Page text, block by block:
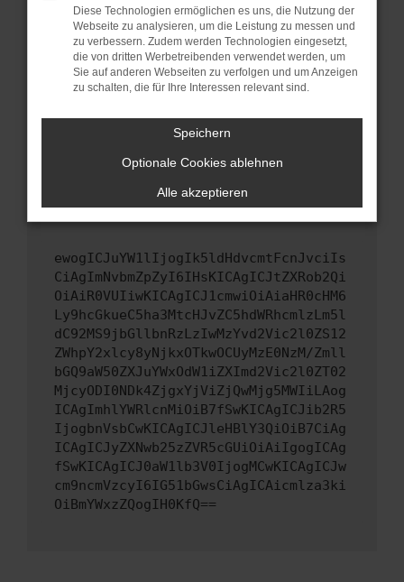
sind.
Veraltete Software birgt nicht nur ein
Sicherheitsrisiko, sondern kann auch dazu
führen, dass bestimmte Funktionen nicht mehr
unterstützt werden.
Wende dich an den Webseitenbetreiber.
Wenn du alle oben genannten Schritte versucht
hast, kontaktiere uns bitte. Wir werden
versuchen, das Problem zu beheben. Du kannst
uns diesen Text schicken, um uns bei der
ewogICJuYW1lIjogIk5ldHdvcmtFcnJvciIs
CiAgImNvbmZpZyI6IHsKICAgICJtZXRob2Qi
OiAiR0VUIiwKICAgICJ1cmwiOiAiaHR0cHM6
Ly9hcGkueC5ha3MtcHJvZC5hdWRhcmlzLm5l
dC92MS9jbGllbnRzLzIwMzYvd2Vic2l0ZS12
ZWhpY2xlcy8yNjkxOTkwOCUyMzE0NzM/Zmll
bGQ9aW50ZXJuYWxOdW1iZXImd2Vic2l0ZT02
MjcyODI0NDk4ZjgxYjViZjQwMjg5MWIiLAog
ICAgImhlYWRlcnMiOiB7fSwKICAgICJib2R5
IjogbnVsbCwKICAgICJleHBlY3QiOiB7CiAg
ICAgICJyZXNwb25zZVR5cGUiOiAiIgogICAg
fSwKICAgICJ0aW1lb3V0IjogMCwKICAgICJw
cm9ncmVzcyI6IG51bGwsCiAgICAicmlza3ki
OiBmYWxzZQogIH0KfQ==
Diese Technologien ermöglichen es uns, die Nutzung der
Webseite zu analysieren, um die Leistung zu messen und
zu verbessern. Zudem werden Technologien eingesetzt,
die von dritten Werbetreibenden verwendet werden, um
Sie auf anderen Webseiten zu verfolgen und um Anzeigen
zu schalten, die für Ihre Interessen relevant sind.
Speichern
Optionale Cookies ablehnen
Alle akzeptieren